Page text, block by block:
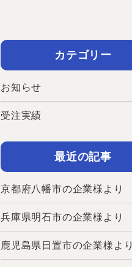
カテゴリー
お知らせ
受注実績
最近の記事
京都府八幡市の企業様より
兵庫県明石市の企業様より
鹿児島県日置市の企業様より